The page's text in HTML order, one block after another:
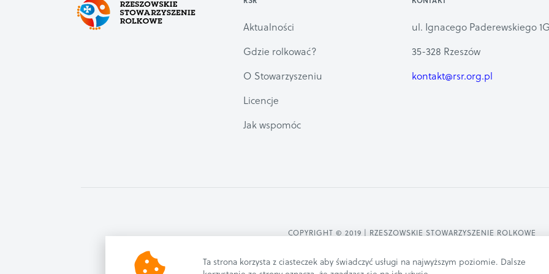
Aktualności
Gdzie rolkować?
O Stowarzyszeniu
Licencje
Jak wspomóc
ul. Ignacego Paderewskiego
35-328 Rzeszów
kontakt@rsr.org.pl
COPYRIGHT © 2019 | RZESZOWSKIE STOWARZYSZENIE ROLKOWE
Ta strona korzysta z ciasteczek aby świadczyć usługi na najwyższym poziomie. Dalsze